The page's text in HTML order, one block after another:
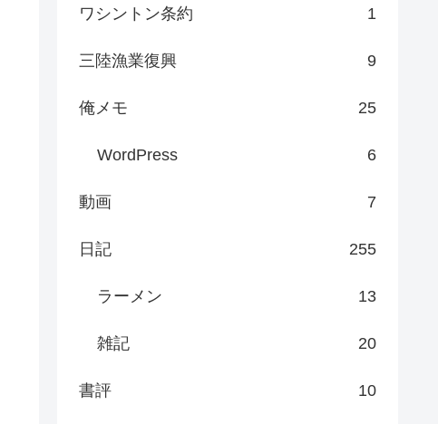
ワシントン条約 1
三陸漁業復興 9
俺メモ 25
WordPress 6
動画 7
日記 255
ラーメン 13
雑記 20
書評 10